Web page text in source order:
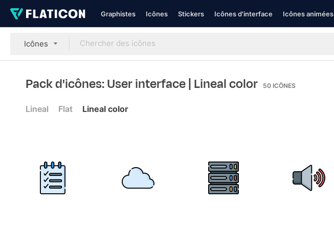
Graphistes Icônes Stickers Icônes d'interface Icônes animées
Icônes
Pack d'icônes: User interface| Lineal color 50 ICÔNES
Lineal Flat Lineal color